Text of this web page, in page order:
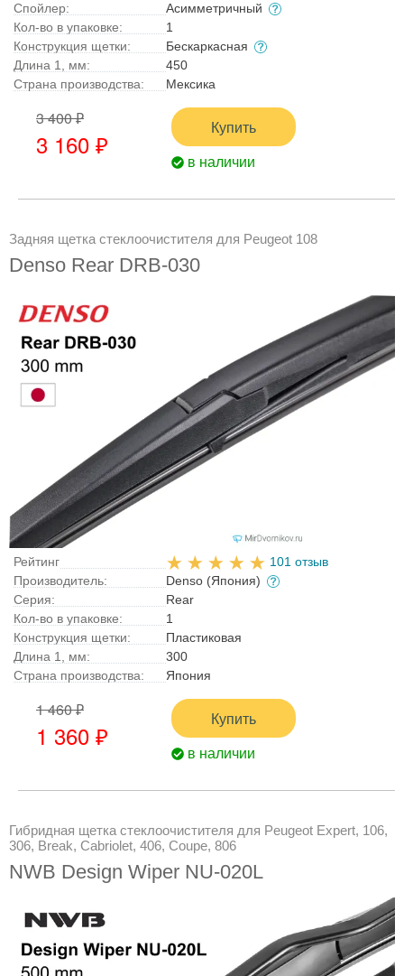
Спойлер:
Асимметричный
Кол-во в упаковке:
1
Конструкция щетки:
Бескаркасная
Длина 1, мм:
450
Страна производства:
Мексика
3 400 ₽
3 160 ₽
Купить
в наличии
Задняя щетка стеклоочистителя для Peugeot 108
Denso Rear DRB-030
Рейтинг
101 отзыв
Производитель:
Denso (Япония)
Серия:
Rear
Кол-во в упаковке:
1
Конструкция щетки:
Пластиковая
Длина 1, мм:
300
Страна производства:
Япония
1 460 ₽
1 360 ₽
Купить
в наличии
Гибридная щетка стеклоочистителя для Peugeot Expert, 106,
306, Break, Cabriolet, 406, Coupe, 806
NWB Design Wiper NU-020L